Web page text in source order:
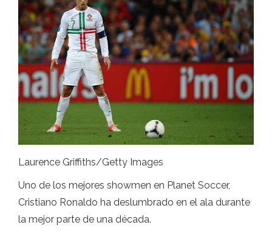
Laurence Griffiths/Getty Images
Uno de los mejores showmen en Planet Soccer,
Cristiano Ronaldo ha deslumbrado en el ala durante
la mejor parte de una década.